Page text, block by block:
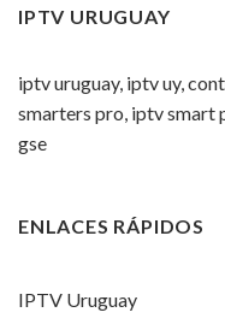
IPTV URUGUAY
iptv uruguay, iptv uy,
smarters pro, iptv smart
gse
ENLACES RÁPIDOS
IPTV Uruguay